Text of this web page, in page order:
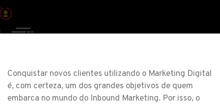
Conquistar novos clientes utilizando o Marketing Digital
é, com certeza, um dos grandes objetivos de quem
embarca no mundo do Inbound Marketing. Por isso, o